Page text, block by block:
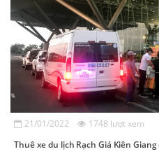
21/01/2022 1748 lượt xem
Thuê xe du lịch Rạch Giá Kiên